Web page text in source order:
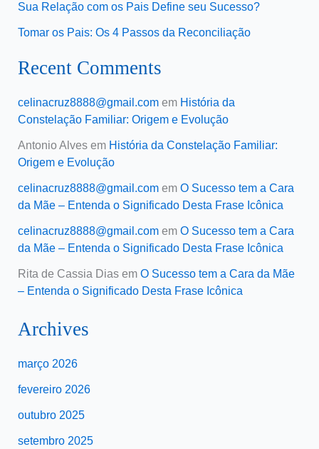
Sua Relação com os Pais Define seu Sucesso?
Tomar os Pais: Os 4 Passos da Reconciliação
Recent Comments
celinacruz8888@gmail.comem História da
Constelação Familiar: Origem e Evolução
Antonio Alvesem História da Constelação Familiar:
Origem e Evolução
celinacruz8888@gmail.comem O Sucesso tem a Cara
da Mãe – Entenda o Significado Desta Frase Icônica
celinacruz8888@gmail.comem O Sucesso tem a Cara
da Mãe – Entenda o Significado Desta Frase Icônica
Rita de Cassia Diasem O Sucesso tem a Cara da Mãe
– Entenda o Significado Desta Frase Icônica
Archives
março 2026
fevereiro 2026
outubro 2025
setembro 2025